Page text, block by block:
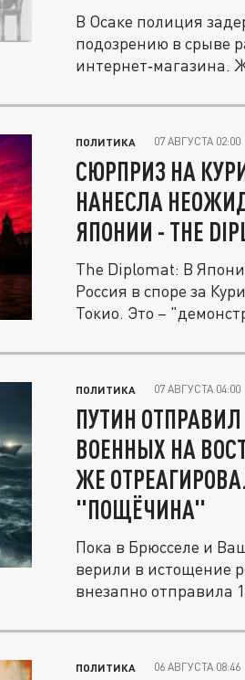
В Осаке полиция
подозрению в срыве
ПОЛИТИКА 07 АВГУСТА 02:00
СЮРПРИЗ НА
НАНЕСЛА
ЯПОНИИ - THE
The Diplomat: В
Россия в споре за
Токио. Это –
ПОЛИТИКА 07 АВГУСТА 04:00
ПУТИН
ВОЕННЫХ НА
ЖЕ
"ПОЩЁЧИНА"
Пока в Брюсселе и
верили в истощение
внезапно отправила
ПОЛИТИКА 06 АВГУСТА 08:46